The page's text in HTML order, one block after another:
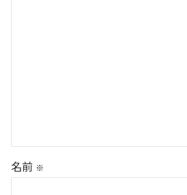
名前 ※